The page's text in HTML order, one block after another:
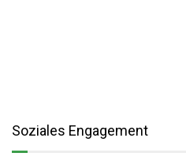
Soziales Engagement